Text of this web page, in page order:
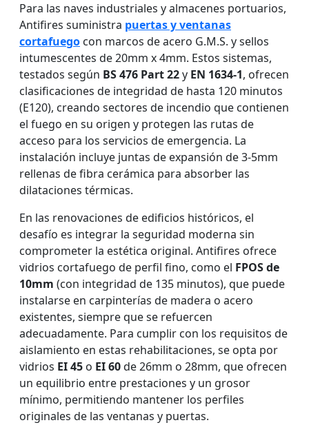
Para las naves industriales y almacenes portuarios,
Antifires suministra puertas y ventanas
cortafuego con marcos de acero G.M.S. y sellos
intumescentes de 20mm x 4mm. Estos sistemas,
testados según BS 476 Part 22y EN 1634-1, ofrecen
clasificaciones de integridad de hasta 120 minutos
(E120), creando sectores de incendio que contienen
el fuego en su origen y protegen las rutas de
acceso para los servicios de emergencia. La
instalación incluye juntas de expansión de 3-5mm
rellenas de fibra cerámica para absorber las
dilataciones térmicas.
En las renovaciones de edificios históricos, el
desafío es integrar la seguridad moderna sin
comprometer la estética original. Antifires ofrece
vidrios cortafuego de perfil fino, como el FPOS de
10mm (con integridad de 135 minutos), que puede
instalarse en carpinterías de madera o acero
existentes, siempre que se refuercen
adecuadamente. Para cumplir con los requisitos de
aislamiento en estas rehabilitaciones, se opta por
vidrios EI 45 o EI 60de 26mm o 28mm, que ofrecen
un equilibrio entre prestaciones y un grosor
mínimo, permitiendo mantener los perfiles
originales de las ventanas y puertas.